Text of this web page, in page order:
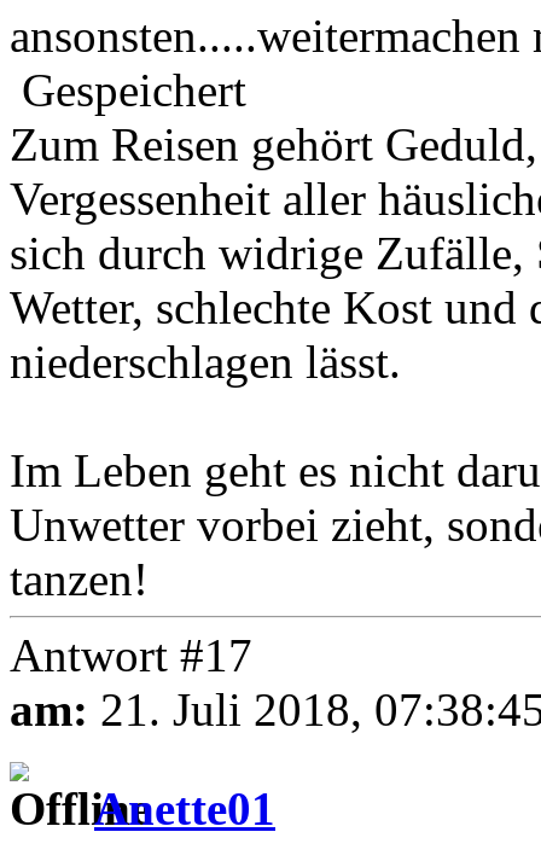
Gespeichert
Zum Reisen gehört
Vergessenheit aller
sich durch widrige Zufälle,
Wetter, schlechte Kost und
niederschlagen lässt.
Im Leben geht es nicht
Unwetter vorbei zieht,
tanzen!
Antwort #17
am: 21. Juli 2018,
Anette01